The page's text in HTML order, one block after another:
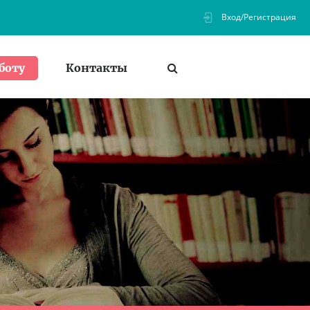
Вход/Регистрация
Контакты